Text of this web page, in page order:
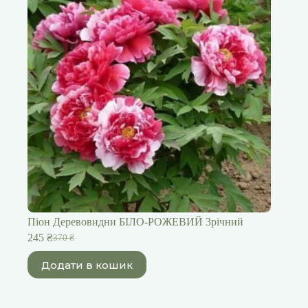
Піон Деревовидни БІЛО-РОЖЕВИЙ 3річний
370₴
Оригінальна
370 ₴.
245 ₴Поточна
245 ₴.
Додати в кошик